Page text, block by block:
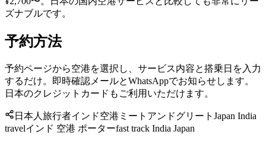
ズナブルです。
予約方法
予約ページから空港を選択し、サービス内容と搭乗日を入力
するだけ。即時確認メールとWhatsAppでお知らせします。
日本のクレジットカードもご利用いただけます。
日本人旅行者インド空港 ミートアンドグリート Japan India
travelインド 空港 ポーターfast track India Japan